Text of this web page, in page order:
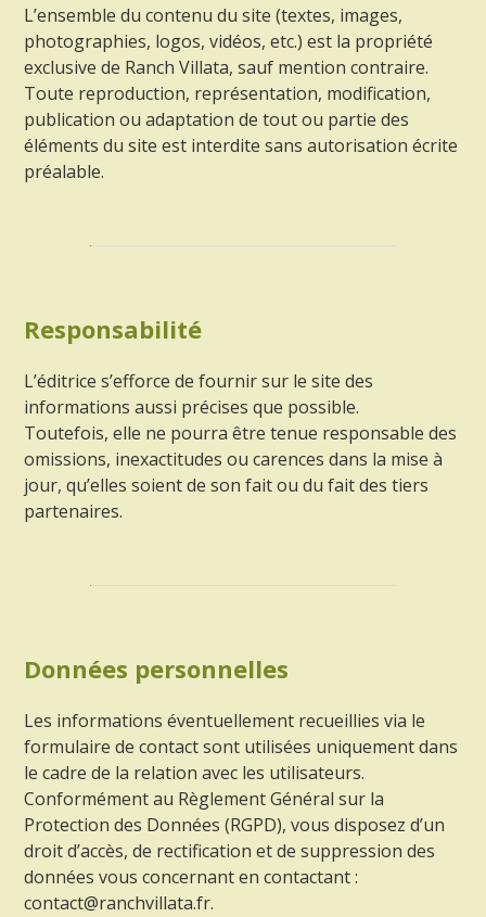
L’ensemble du contenu du site (textes, images,
photographies, logos, vidéos, etc.) est la propriété
exclusive de Ranch Villata, sauf mention contraire.
Toute reproduction, représentation, modification,
publication ou adaptation de tout ou partie des
éléments du site est interdite sans autorisation écrite
préalable.
Responsabilité
L’éditrice s’efforce de fournir sur le site des
informations aussi précises que possible.
Toutefois, elle ne pourra être tenue responsable des
omissions, inexactitudes ou carences dans la mise à
jour, qu’elles soient de son fait ou du fait des tiers
partenaires.
Données personnelles
Les informations éventuellement recueillies via le
formulaire de contact sont utilisées uniquement dans
le cadre de la relation avec les utilisateurs.
Conformément au Règlement Général sur la
Protection des Données (RGPD), vous disposez d’un
droit d’accès, de rectification et de suppression des
données vous concernant en contactant :
contact@ranchvillata.fr.